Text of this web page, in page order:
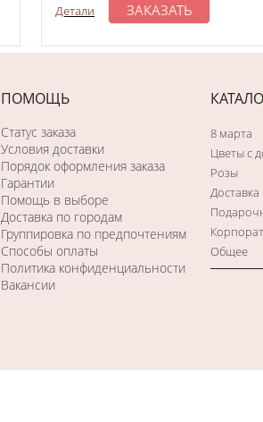
Детали ЗАКАЗАТЬ
ПОМОЩЬ
Статус заказа
Условия доставки
Порядок оформления заказа
Гарантии
Помощь в выборе
Доставка по городам
Группировка по предпочтениям
Способы оплаты
Политика конфиденциальности
Вакансии
8 марта
Цветы с
Розы
Общее